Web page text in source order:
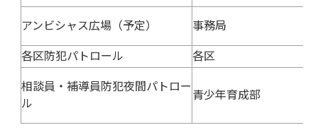
アンビシャス広場（予定） 事務局
各区防犯パトロール 各区
相談員・補導員防犯夜間パトロー
ル
青少年育成部